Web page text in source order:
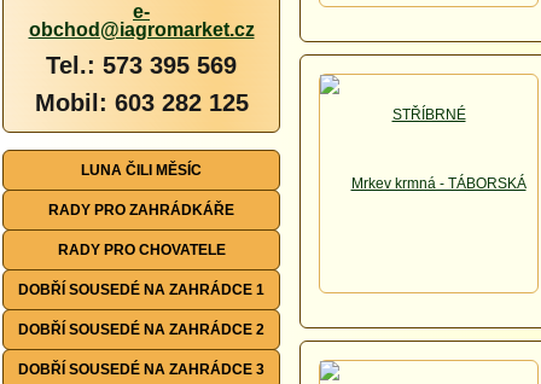
e-
obchod@iagromarket.cz
Tel.: 573 395 569
Mobil: 603 282 125
LUNA ČILI MĚSÍC
RADY PRO ZAHRÁDKÁŘE
RADY PRO CHOVATELE
DOBŘÍ SOUSEDÉ NA ZAHRÁDCE 1
DOBŘÍ SOUSEDÉ NA ZAHRÁDCE 2
DOBŘÍ SOUSEDÉ NA ZAHRÁDCE 3